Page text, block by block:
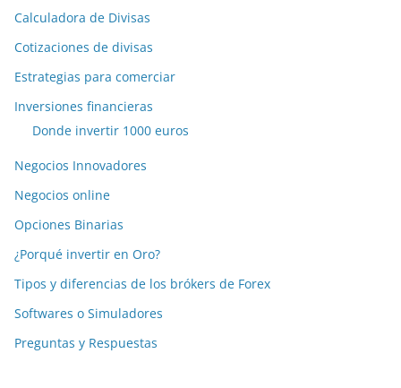
Calculadora de Divisas
Cotizaciones de divisas
Estrategias para comerciar
Inversiones financieras
Donde invertir 1000 euros
Negocios Innovadores
Negocios online
Opciones Binarias
¿Porqué invertir en Oro?
Tipos y diferencias de los brókers de Forex
Softwares o Simuladores
Preguntas y Respuestas